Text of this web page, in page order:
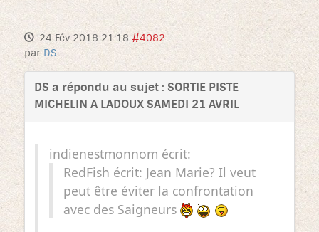
24 Fév 2018 21:18 #4082
par DS
DS a répondu au sujet : SORTIE PISTE
MICHELIN A LADOUX SAMEDI 21 AVRIL
indienestmonnom écrit:
RedFish écrit: Jean Marie? Il veut
peut être éviter la confrontation
avec des Saigneurs